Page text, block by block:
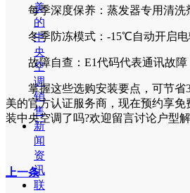
美
的
中
央
空
调
销
售
新
闻
资
讯
联
每季深度保养：蒸发器专用清洗
冬季防冻模式：-15℃自动开启电
故障自查：E1代码代表通讯故障
掌握这些选购安装要点，可节省
美的官方认证服务商，现在预约享
装中央空调了吗?欢迎留言讨论户型
上一条